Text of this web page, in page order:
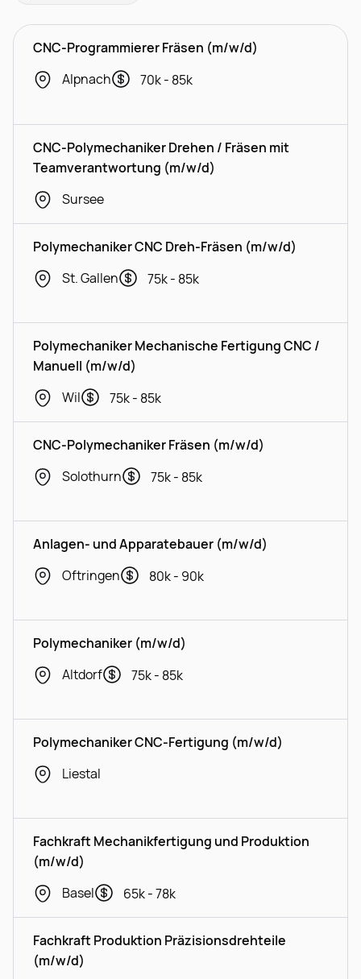
CNC-Programmierer Fräsen (m/w/d)
Alpnach
70k - 85k
CNC-Polymechaniker Drehen / Fräsen mit
Teamverantwortung (m/w/d)
Sursee
Polymechaniker CNC Dreh-Fräsen (m/w/d)
St. Gallen
75k - 85k
Polymechaniker Mechanische Fertigung CNC /
Manuell (m/w/d)
Wil
75k - 85k
CNC-Polymechaniker Fräsen (m/w/d)
Solothurn
75k - 85k
Anlagen- und Apparatebauer (m/w/d)
Oftringen
80k - 90k
Polymechaniker (m/w/d)
Altdorf
75k - 85k
Polymechaniker CNC-Fertigung (m/w/d)
Liestal
Fachkraft Mechanikfertigung und Produktion
(m/w/d)
Basel
65k - 78k
Fachkraft Produktion Präzisionsdrehteile
(m/w/d)